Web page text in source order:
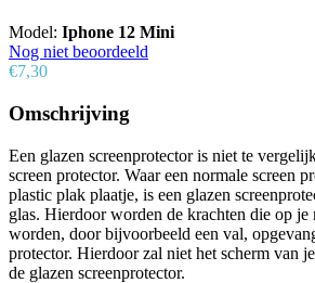
Model: Iphone 12 Mini
Nog niet beoordeeld
€7,30
Omschrijving
Een glazen screenprotector is niet te
screen protector. Waar een normale screen
plastic plak plaatje, is een glazen
glas. Hierdoor worden de krachten die op je
worden, door bijvoorbeeld een val,
protector. Hierdoor zal niet het scherm van
de glazen screenprotector.